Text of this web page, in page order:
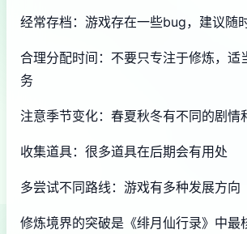
经常存档：游戏存在一些bug，建议随
合理分配时间：不要只专注于修炼，适
务
注意季节变化：春夏秋冬有不同的剧情
收集道具：很多道具在后期会有用处
多尝试不同路线：游戏有多种发展方向
修炼境界的突破是《绯月仙行录》中最